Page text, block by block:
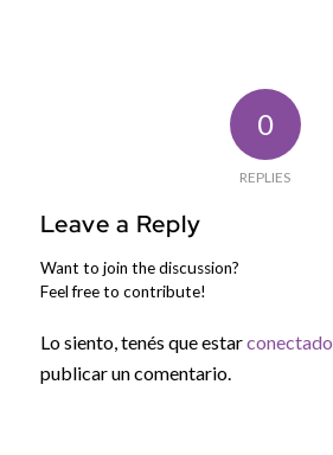
0
REPLIES
Leave a Reply
Want to join the discussion?
Feel free to contribute!
Lo siento, tenés que estarconectado
publicar un comentario.